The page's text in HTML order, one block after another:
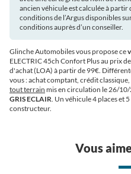
ancien véhicule est calculée à partir
conditions de l’Argus disponibles
conditions auprès d’un conseiller.
Glinche Automobiles vous propose ce
ELECTRIC 45ch Confort Plus au prix
d'achat (LOA) à partir de 99€.
vous : achat comptant, crédit
tout terrain mis en circulation le 26/10/
GRIS ECLAIR. Un véhicule 4 places et
constructeur.
Vous